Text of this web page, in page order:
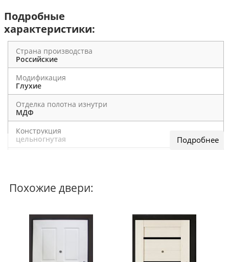
Подробные
характеристики:
Страна производства
Российские
Модификация
Глухие
Отделка полотна изнутри
МДФ
Конструкция
цельногнутая
Входная металлическая дверь МеталЮр М41
штырями, дополнительным замковым карманом и
броненакладкой Fuaro для обеспечения
безопасности жилья. Полотно обладает повышенной
шумо- и теплоизоляцией, а также привлекательной
Похожие двери: